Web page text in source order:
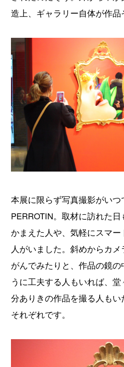
造上、ギャラリー自体が作品
本展に限らず写真撮影がいつ
PERROTIN。取材に訪れた
かまえた人や、気軽にスマ
人がいました。斜めからカ
がんでみたりと、作品の鏡
うに工夫する人もいれば、
分ありきの作品を撮る人も
それぞれです。